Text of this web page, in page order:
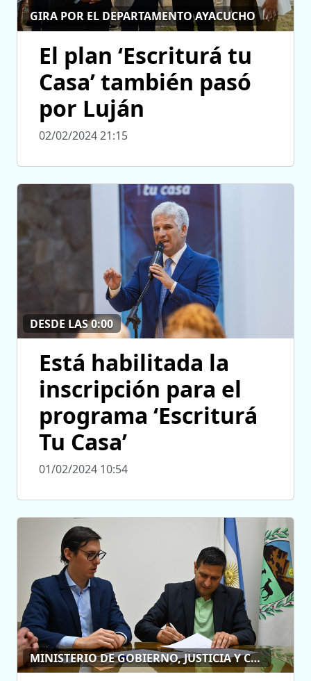
GIRA POR EL DEPARTAMENTO AYACUCHO
El plan ‘Escriturá tu
Casa’ también pasó
por Luján
02/02/2024 21:15
DESDE LAS 0:00
Está habilitada la
inscripción para el
programa ‘Escriturá
Tu Casa’
01/02/2024 10:54
MINISTERIO DE GOBIERNO, JUSTICIA Y CULTO